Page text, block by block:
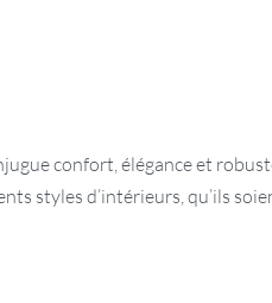
confort, élégance et
styles d’intérieurs, qu’ils